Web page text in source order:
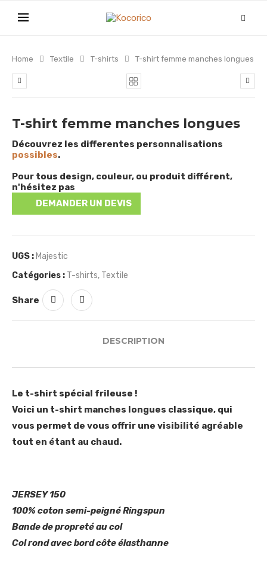
Home Textile T-shirts T-shirt femme manches longues
T-shirt femme manches longues
Découvrez les differentes personnalisations
possibles.
Pour tous design, couleur, ou produit différent,
n'hésitez pas
DEMANDER UN DEVIS
UGS : Majestic
Catégories : T-shirts, Textile
Share
DESCRIPTION
Le t-shirt spécial frileuse !
Voici un t-shirt manches longues classique, qui
vous permet de vous offrir une visibilité agréable
tout en étant au chaud.
JERSEY 150
100% coton semi-peigné Ringspun
Bande de propreté au col
Col rond avec bord côte élasthanne